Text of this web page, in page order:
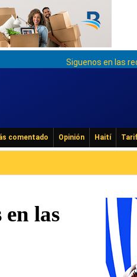
Siguenos en las
comentado Opinión Haití
en las